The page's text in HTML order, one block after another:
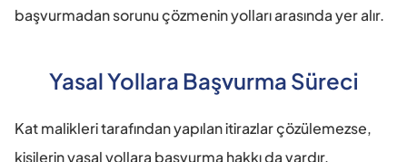
başvurmadan sorunu çözmenin yolları arasında yer alır.
Yasal Yollara Başvurma Süreci
Kat malikleri tarafından yapılan itirazlar çözülemezse,
kişilerin yasal yollara başvurma hakkı da vardır.